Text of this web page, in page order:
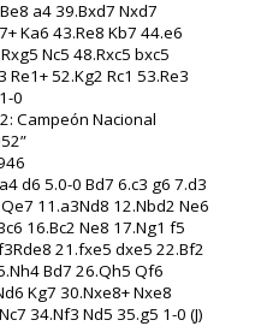
a4 39.Bxd7 Nxd7
Ka6 43.Re8 Kb7 44.e6
Nc5 48.Rxc5 bxc5
Re1+ 52.Kg2 Rc1 53.Re3
0
Campeón Nacional
d6 5.0-0 Bd7 6.c3 g6 7.d3
11.a3Nd8 12.Nbd2 Ne6
16.Bc2 Ne8 17.Ng1 f5
21.fxe5 dxe5 22.Bf2
Bd7 26.Qh5 Qf6
Kg7 30.Nxe8+ Nxe8
34.Nf3 Nd5 35.g5 1-0 (J)